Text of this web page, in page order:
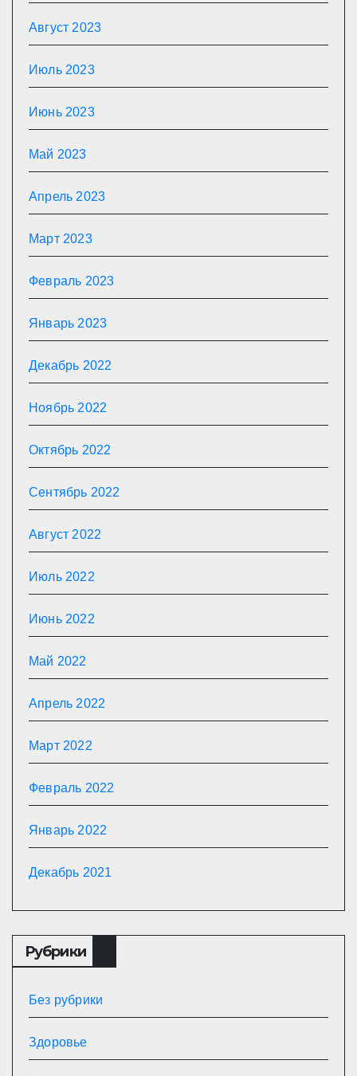
Август 2023
Июль 2023
Июнь 2023
Май 2023
Апрель 2023
Март 2023
Февраль 2023
Январь 2023
Декабрь 2022
Ноябрь 2022
Октябрь 2022
Сентябрь 2022
Август 2022
Июль 2022
Июнь 2022
Май 2022
Апрель 2022
Март 2022
Февраль 2022
Январь 2022
Декабрь 2021
Рубрики
Без рубрики
Здоровье